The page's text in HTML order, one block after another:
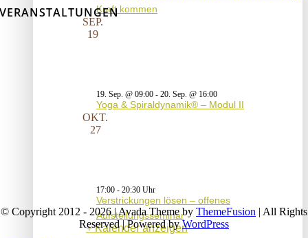
Kraft kommen
SEP.
19
19. Sep. @ 09:00 - 20. Sep. @ 16:00
Yoga & Spiraldynamik® – Modul II
OKT.
27
17:00 - 20:30
Verstrickungen lösen – offenes
Aufstellungsseminar
Kalender anzeigen
VERANSTALTUNGEN
© Copyright 2012 - 2026 | Avada Theme by ThemeFusion | All Rights
Reserved | Powered byWordPress